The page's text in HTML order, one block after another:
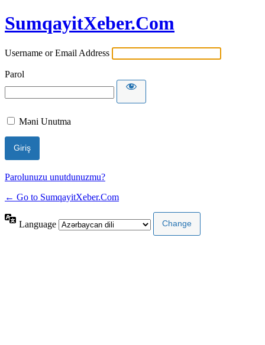
SumqayitXeber.Com
Username or Email Address
Parol
Məni Unutma
Parolunuzu unutdunuzmu?
← Go to SumqayitXeber.Com
Language